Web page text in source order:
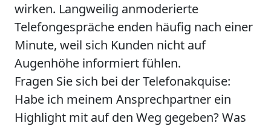
wirken. Langweilig anmoderierte
Telefongespräche enden häufig nach einer
Minute, weil sich Kunden nicht auf
Augenhöhe informiert fühlen.
Fragen Sie sich bei der Telefonakquise:
Habe ich meinem Ansprechpartner ein
Highlight mit auf den Weg gegeben? Was